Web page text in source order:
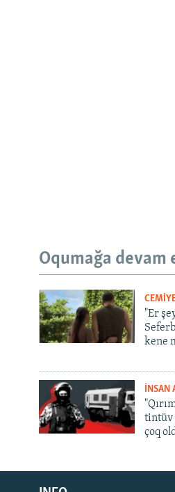
Русский
Oqumağa devam
"Er
kene
İNSAN
tintüv
çoq